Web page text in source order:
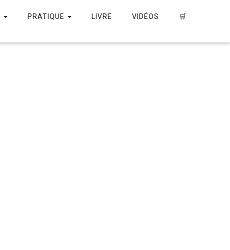
PRATIQUE LIVRE VIDÉOS 🛒